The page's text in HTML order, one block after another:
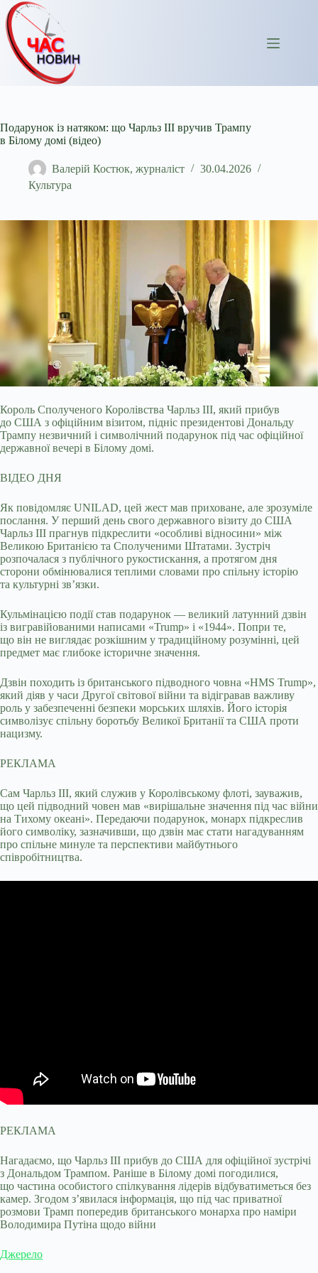
Перейти
до
вмісту
Подарунок із натяком: що Чарльз III вручив Трампу
в Білому домі (відео)
Валерій Костюк, журналіст
30.04.2026
Культура
Король Сполученого Королівства Чарльз III, який прибув
до США з офіційним візитом, підніс президентові Дональду
Трампу незвичний і символічний подарунок під час офіційної
державної вечері в Білому домі.
ВІДЕО ДНЯ
Як повідомляє UNILAD, цей жест мав приховане, але зрозуміле
послання. У перший день свого державного візиту до США
Чарльз III прагнув підкреслити «особливі відносини» між
Великою Британією та Сполученими Штатами. Зустріч
розпочалася з публічного рукостискання, а протягом дня
сторони обмінювалися теплими словами про спільну історію
та культурні зв’язки.
Кульмінацією події став подарунок — великий латунний дзвін
із вигравійованими написами «Trump» і «1944». Попри те,
що він не виглядає розкішним у традиційному розумінні, цей
предмет має глибоке історичне значення.
Дзвін походить із британського підводного човна «HMS Trump»,
який діяв у часи Другої світової війни та відігравав важливу
роль у забезпеченні безпеки морських шляхів. Його історія
символізує спільну боротьбу Великої Британії та США проти
нацизму.
РЕКЛАМА
Сам Чарльз III, який служив у Королівському флоті, зауважив,
що цей підводний човен мав «вирішальне значення під час війни
на Тихому океані». Передаючи подарунок, монарх підкреслив
його символіку, зазначивши, що дзвін має стати нагадуванням
про спільне минуле та перспективи майбутнього
співробітництва.
РЕКЛАМА
Нагадаємо, що Чарльз III прибув до США для офіційної зустрічі
з Дональдом Трампом. Раніше в Білому домі погодилися,
що частина особистого спілкування лідерів відбуватиметься без
камер. Згодом з’явилася інформація, що під час приватної
розмови Трамп попередив британського монарха про наміри
Володимира Путіна щодо війни
Джерело